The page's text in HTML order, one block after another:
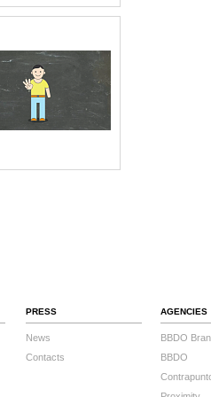
PRESS
News
Contacts
AGENCIES
BBDO
BBDO